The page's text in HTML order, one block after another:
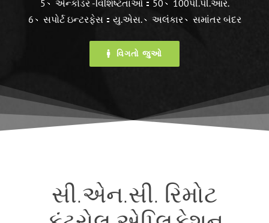
5、એન્કોડર -વિશિષ્ટતાઓ：50、100પી.પી.આર.
6、સપોર્ટ ઇન્ટરફેસ：યુ.એસ.、અલંકાર、સમાંતર બંદર
વિગતો જુઓ
સી.એન.સી. રિમોટ